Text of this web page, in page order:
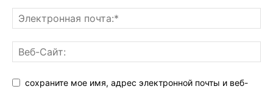
сохраните мое имя, адрес электронной почты и веб-